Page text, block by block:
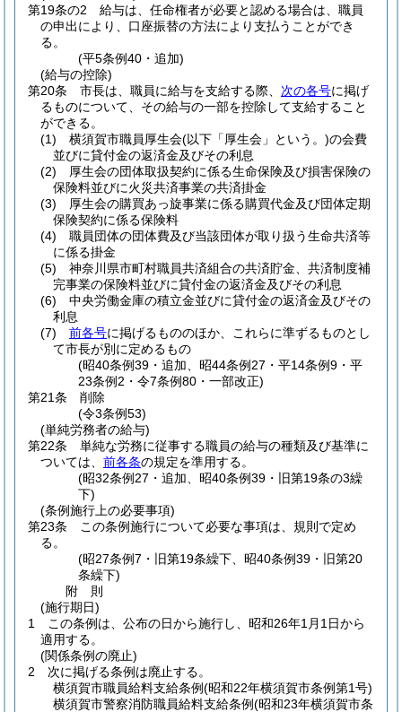
第19条の2
給与は、任命権者が必要と認める場合は、職員
の申出により、口座振替の方法により支払うことができ
る。
(平5条例40・追加)
(給与の控除)
第20条
市長は、職員に給与を支給する際、 次の各号に掲げ
るものについて、その給与の一部を控除して支給すること
ができる。
(1)
横須賀市職員厚生会(以下「厚生会」という。)の会費
並びに貸付金の返済金及びその利息
(2)
厚生会の団体取扱契約に係る生命保険及び損害保険の
保険料並びに火災共済事業の共済掛金
(3)
厚生会の購買あっ旋事業に係る購買代金及び団体定期
保険契約に係る保険料
(4)
職員団体の団体費及び当該団体が取り扱う生命共済等
に係る掛金
(5)
神奈川県市町村職員共済組合の共済貯金、共済制度補
完事業の保険料並びに貸付金の返済金及びその利息
(6)
中央労働金庫の積立金並びに貸付金の返済金及びその
利息
(7)
前各号に掲げるもののほか、これらに準ずるものとし
て市長が別に定めるもの
(昭40条例39・追加、昭44条例27・平14条例9・平
23条例2・令7条例80・一部改正)
第21条
削除
(令3条例53)
(単純労務者の給与)
第22条
単純な労務に従事する職員の給与の種類及び基準に
ついては、 前各条の規定を準用する。
(昭32条例27・追加、昭40条例39・旧第19条の3繰
下)
(条例施行上の必要事項)
第23条
この条例施行について必要な事項は、規則で定め
る。
(昭27条例7・旧第19条繰下、昭40条例39・旧第20
条繰下)
附 則
(施行期日)
1
この条例は、公布の日から施行し、昭和26年1月1日から
適用する。
(関係条例の廃止)
2
次に掲げる条例は廃止する。
横須賀市職員給料支給条例(昭和22年横須賀市条例第1号)
横須賀市警察消防職員給料支給条例(昭和23年横須賀市条